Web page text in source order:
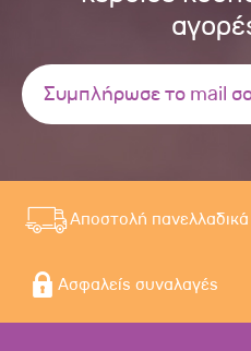
Αποστολή πανελλαδικά
Ασφαλείς συναλαγές